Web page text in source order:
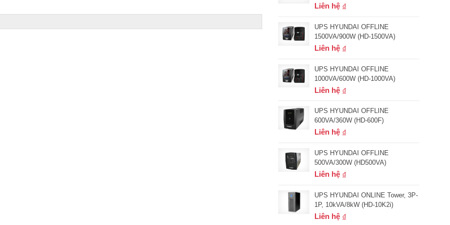
Liên hệ
UPS HYUNDAI OFFLINE
1500VA/900W (HD-1500VA)
Liên hệ
UPS HYUNDAI OFFLINE
1000VA/600W (HD-1000VA)
Liên hệ
UPS HYUNDAI OFFLINE
600VA/360W (HD-600F)
Liên hệ
UPS HYUNDAI OFFLINE
500VA/300W (HD500VA)
Liên hệ
UPS HYUNDAI ONLINE Tower, 3P-
1P, 10kVA/8kW (HD-10K2i)
Liên hệ